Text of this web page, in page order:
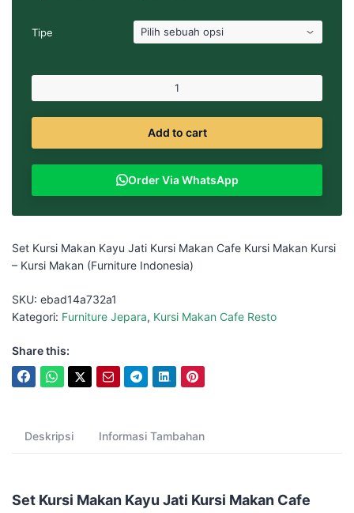
Rp1.020.000
hingga
Tipe
Add to cart
Order Via WhatsApp
Set Kursi Makan Kayu Jati Kursi Makan Cafe Kursi Makan Kursi
– Kursi Makan (Furniture Indonesia)
SKU: ebad14a732a1
Kategori: Furniture Jepara, Kursi Makan Cafe Resto
Share this:
Deskripsi Informasi Tambahan
Set Kursi Makan Kayu Jati Kursi Makan Cafe